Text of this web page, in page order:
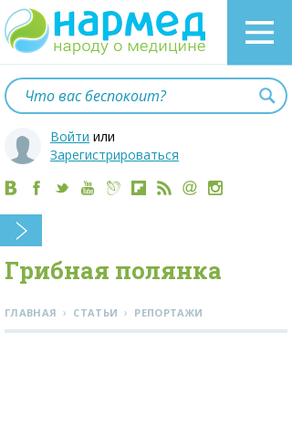
Войти или
Зарегистрироваться
Грибная полянка
ГЛАВНАЯ › СТАТЬИ › РЕПОРТАЖИ